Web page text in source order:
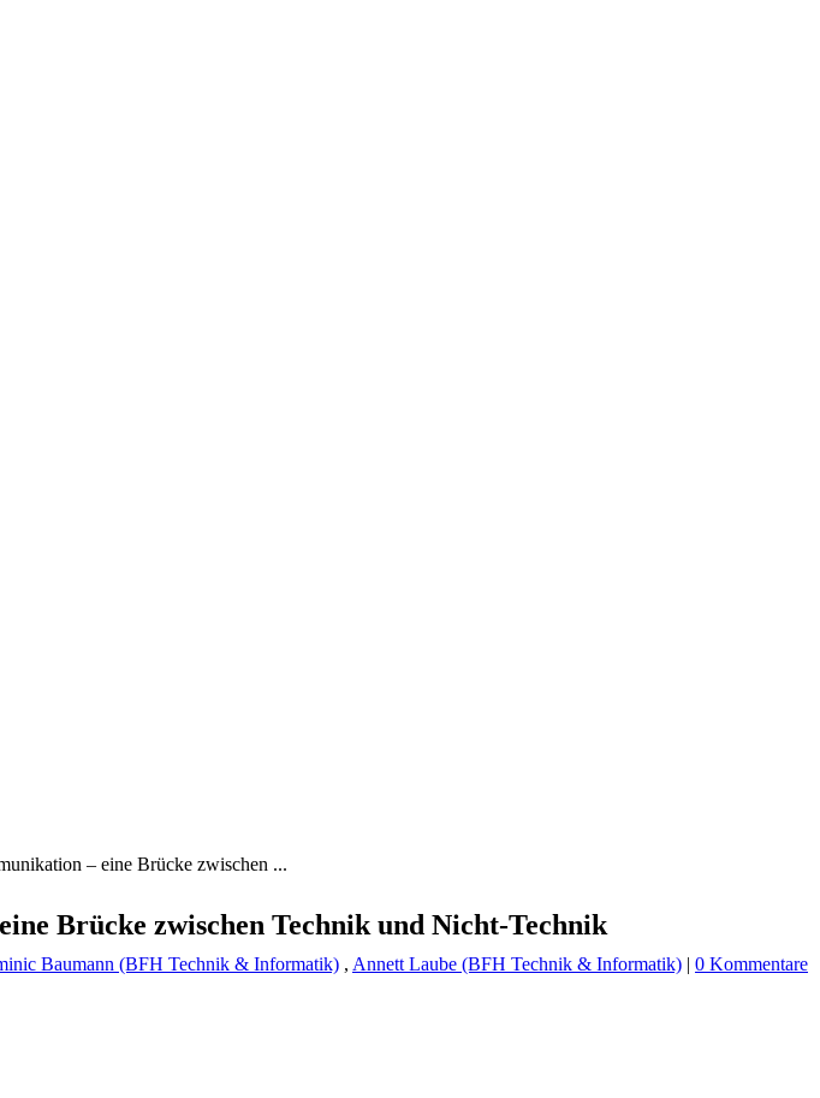
– eine Brücke zwischen ...
Brücke zwischen Technik und Nicht-Technik
Baumann (BFH Technik & Informatik) , Annett Laube (BFH Technik & Informatik) | 0 Kommentare